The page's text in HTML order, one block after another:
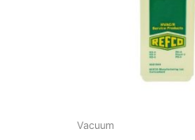
Vacuum